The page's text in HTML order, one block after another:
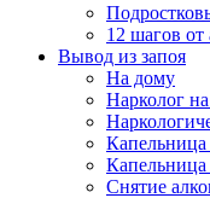
12 шагов от
Вывод из запоя
На дому
Нарколог
Капельница
Капельница
Снятие